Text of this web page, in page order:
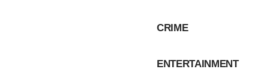
CRIME
ENTERTAINMENT